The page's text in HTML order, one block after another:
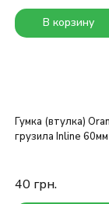
В корзину
Гумка (втулка)
грузила Inline
40 грн.